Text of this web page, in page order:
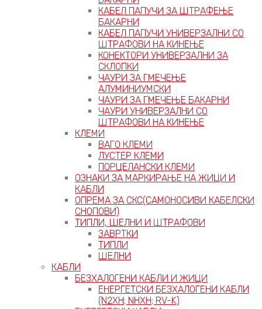
КАБЕЛ ПАПУЧИ ЗА ШТРАФЕЊЕ
БАКАРНИ
КАБЕЛ ПАПУЧИ УНИВЕРЗАЛНИ СО
ШТРАФОВИ НА КИНЕЊЕ
КОНЕКТОРИ УНИВЕРЗАЛНИ ЗА
СКЛОПКИ
ЧАУРИ ЗА ГМЕЧЕЊЕ
АЛУМИНИУМСКИ
ЧАУРИ ЗА ГМЕЧЕЊЕ БАКАРНИ
ЧАУРИ УНИВЕРЗАЛНИ СО
ШТРАФОВИ НА КИНЕЊЕ
КЛЕМИ
ВАГО КЛЕМИ
ЛУСТЕР КЛЕМИ
ПОРЦЕЛАНСКИ КЛЕМИ
ОЗНАКИ ЗА МАРКИРАЊЕ НА ЖИЦИ И
КАБЛИ
ОПРЕМА ЗА СКС(САМОНОСИВИ КАБЕЛСКИ
СНОПОВИ)
ТИПЛИ, ШЕЛНИ И ШТРАФОВИ
ЗАВРТКИ
ТИПЛИ
ШЕЛНИ
КАБЛИ
БЕЗХАЛОГЕНИ КАБЛИ И ЖИЦИ
ЕНЕРГЕТСКИ БЕЗХАЛОГЕНИ КАБЛИ
(N2XH; NHXH; RV-K)